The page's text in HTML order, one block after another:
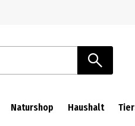
Naturshop Haushalt